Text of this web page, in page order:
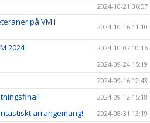
2024-10-21 06:57
på VM i
2024-10-16 11:10
2024 2024-10-07 10:16
2024-09-24 15:19
2024-09-16 12:43
2024-09-12 15:18
arrangemang! 2024-08-31 13:19